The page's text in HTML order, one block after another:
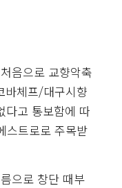
음으로 교향악축
바체프/대구시향
다고 통보함에 따
스트로로 주목받
으로 창단 때부